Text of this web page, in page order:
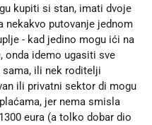
kupiti si stan, imati dvoje
nekakvo putovanje jednom
- kad jedino mogu ići na
onda idemo ugasiti sve
ili nek roditelji
ili privatni sektor di mogu
jer nema smisla
eura (a tolko dobar dio